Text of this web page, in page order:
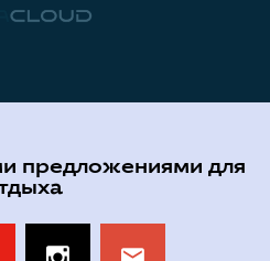
предложениями для